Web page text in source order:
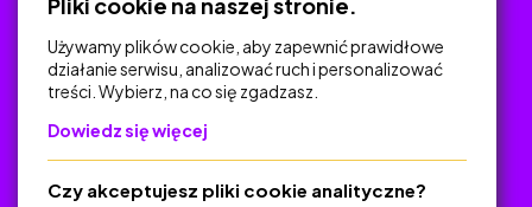
Na skróty
Polityka Prywatności
O platformie
Używamy plików cookie, aby zapewnić prawidłowe
działanie serwisu, analizować ruch i personalizować
treści. Wybierz, na co się zgadzasz.
Dowiedz się więcej
Czy akceptujesz pliki cookie analityczne?